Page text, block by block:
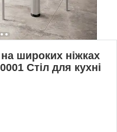
широких ніжках
Стіл для кухні